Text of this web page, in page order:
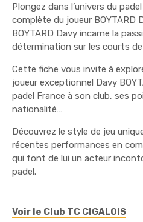
Plongez dans l’univers du
complète du joueur BOYTARD
BOYTARD Davy incarne la
détermination sur les courts de
Cette fiche vous invite à
joueur exceptionnel Davy
padel France à son club, ses
nationalité…
Découvrez le style de jeu
récentes performances en
qui font de lui un acteur
padel.
Voir le Club TC CIGALOIS